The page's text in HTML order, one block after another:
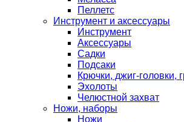
Пеллетс
Инструмент и аксессуары
Инструмент
Аксессуары
Садки
Подсаки
Крючки, джиг-головки,
Эхолоты
Челюстной захват
Ножи, наборы
Ножи